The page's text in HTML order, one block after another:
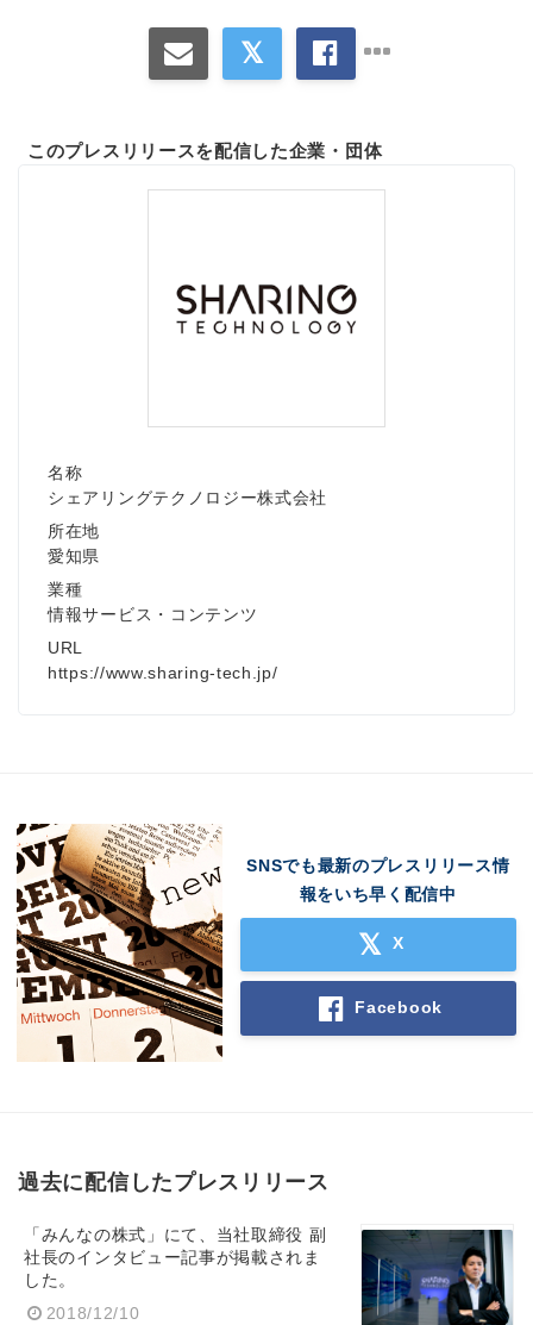
このプレスリリースを配信した企業・団体
名称
シェアリングテクノロジー株式会社
所在地
愛知県
業種
情報サービス・コンテンツ
URL
https://www.sharing-tech.jp/
SNSでも最新のプレスリリース情
報をいち早く配信中
X
Facebook
過去に配信したプレスリリース
「みんなの株式」にて、当社取締役 副
社長のインタビュー記事が掲載されま
した。
2018/12/10